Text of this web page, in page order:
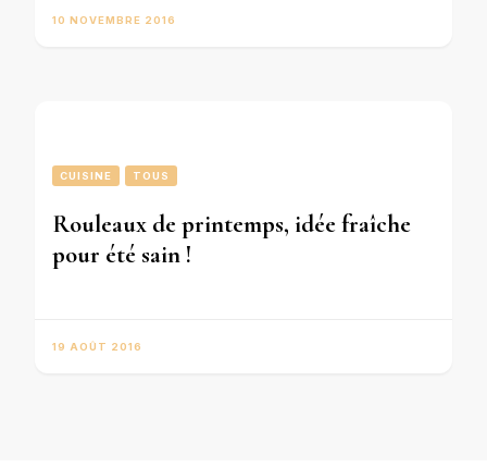
10 NOVEMBRE 2016
CUISINE TOUS
Rouleaux de printemps, idée fraîche
pour été sain !
19 AOÛT 2016